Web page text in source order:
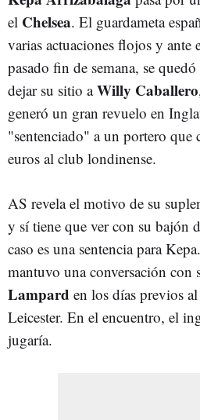
el Chelsea. El guardameta
varias actuaciones flojos y ante
pasado fin de semana, se
dejar su sitio aWilly Caballero
generó un gran revuelo en
"sentenciado" a un portero que
euros al club londinense.
AS revela el motivo de su
y sí tiene que ver con su bajón
caso es una sentencia para
mantuvo una conversación con
Lampard en los días previos
Leicester. En el encuentro, el
jugaría.